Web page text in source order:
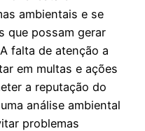
ambientais e se
que possam gerar
falta de atenção a
em multas e ações
a reputação do
análise ambiental
problemas